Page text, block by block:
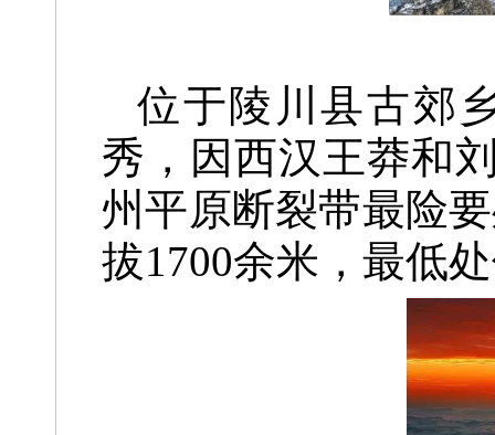
位于陵川县古郊
秀， 因西汉王莽和
州平原断裂带最险
拔1700余米， 最低